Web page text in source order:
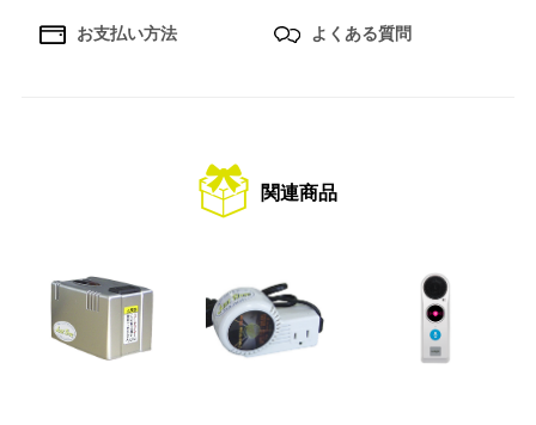
お支払い方法 よくある質問
関連商品